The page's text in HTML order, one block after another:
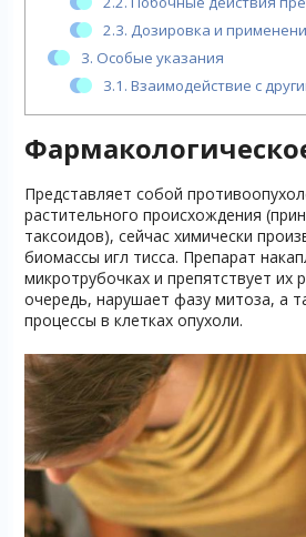
2.3. Дозировка и
3. Особые указания
3.1. Взаимодействие с
Представляет собой
растительного происхождения
таксоидов), сейчас химически
биомассы игл тисса. Препарат
микротрубочках и препятствует их
очередь, нарушает фазу митоза, а
процессы в клетках опухоли.